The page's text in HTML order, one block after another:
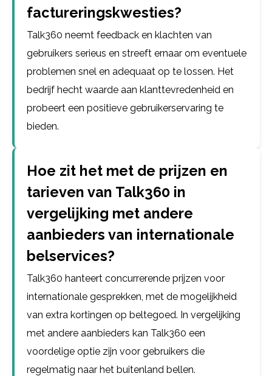
factureringskwesties?
Talk360 neemt feedback en klachten van
gebruikers serieus en streeft ernaar om eventuele
problemen snel en adequaat op te lossen. Het
bedrijf hecht waarde aan klanttevredenheid en
probeert een positieve gebruikerservaring te
bieden.
Hoe zit het met de prijzen en
tarieven van Talk360 in
vergelijking met andere
aanbieders van internationale
belservices?
Talk360 hanteert concurrerende prijzen voor
internationale gesprekken, met de mogelijkheid
van extra kortingen op beltegoed. In vergelijking
met andere aanbieders kan Talk360 een
voordelige optie zijn voor gebruikers die
regelmatig naar het buitenland bellen.